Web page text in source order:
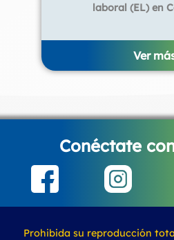
laboral (EL) en
Ver
Conéctate
Prohibida su reproducción